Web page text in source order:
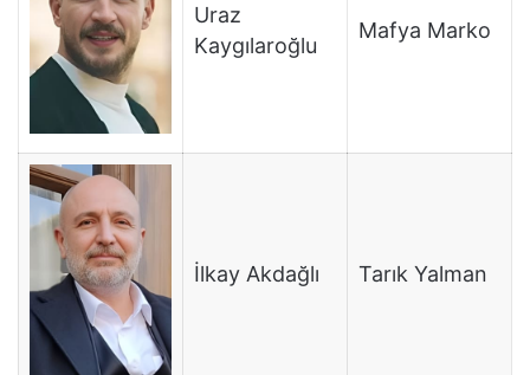
Uraz
Kaygılaroğlu
Mafya Marko
İlkay Akdağlı Tarık Yalman